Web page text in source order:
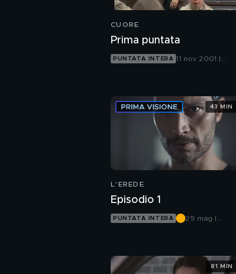
CUORE
Prima puntata
PUNTATA INTERA 11 nov 2001 |
L'EREDE
Episodio 1
PUNTATA INTERA
29 mag |
43 MIN
81 MIN